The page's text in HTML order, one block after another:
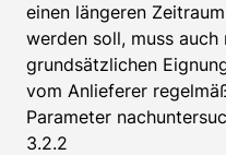
einen längeren
werden soll, muss
grundsätzlichen
vom Anlieferer
Parameter
3.2.2